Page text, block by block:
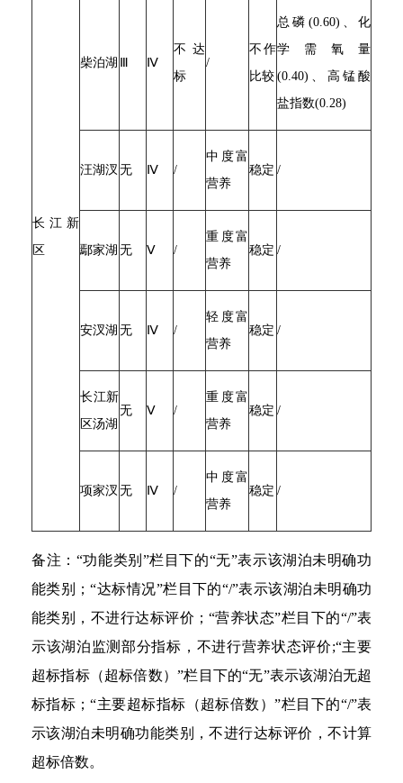
长江新
区
柴泊湖 Ⅳ
不达
标
/
不作
比较
总磷(0.60)、化
学需氧量
(0.40)、高锰酸
盐指数(0.28)
汪湖汊 无 Ⅳ /
中度富
营养
稳定 /
鄢家湖 无 Ⅴ /
重度富
营养
稳定 /
安汊湖 无 Ⅳ /
轻度富
营养
稳定 /
长江新
区汤湖
无 Ⅴ /
重度富
营养
稳定 /
项家汊 无 Ⅳ /
中度富
营养
稳定 /
备注：“功能类别”栏目下的“无”表示该湖泊未明确功
能类别；“达标情况”栏目下的“/”表示该湖泊未明确功
能类别，不进行达标评价；“营养状态”栏目下的“/”表
示该湖泊监测部分指标，不进行营养状态评价;“主要
超标指标（超标倍数）”栏目下的“无”表示该湖泊无超
标指标；“主要超标指标（超标倍数）”栏目下的“/”表
示该湖泊未明确功能类别，不进行达标评价，不计算
超标倍数。